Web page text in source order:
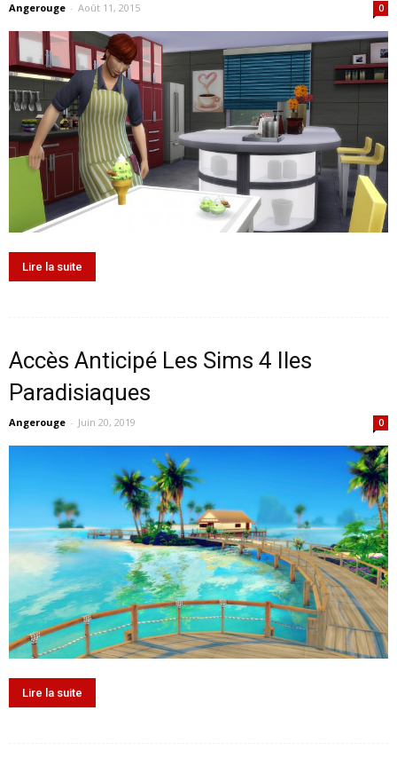
Angerouge - Août 11, 2015 0
Lire la suite
Accès Anticipé Les Sims 4 Iles
Paradisiaques
Angerouge - Juin 20, 2019 0
Lire la suite